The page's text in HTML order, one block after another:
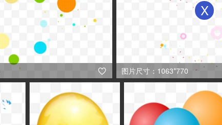
 图片尺寸：1063*770
X